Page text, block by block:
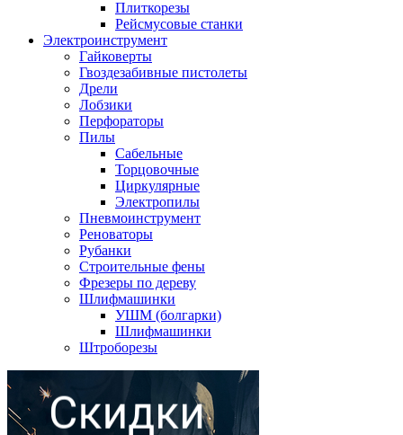
Плиткорезы
Рейсмусовые станки
Электроинструмент
Гайковерты
Гвоздезабивные пистолеты
Дрели
Лобзики
Перфораторы
Пилы
Сабельные
Торцовочные
Циркулярные
Электропилы
Пневмоинструмент
Реноваторы
Рубанки
Строительные фены
Фрезеры по дереву
Шлифмашинки
УШМ (болгарки)
Шлифмашинки
Штроборезы